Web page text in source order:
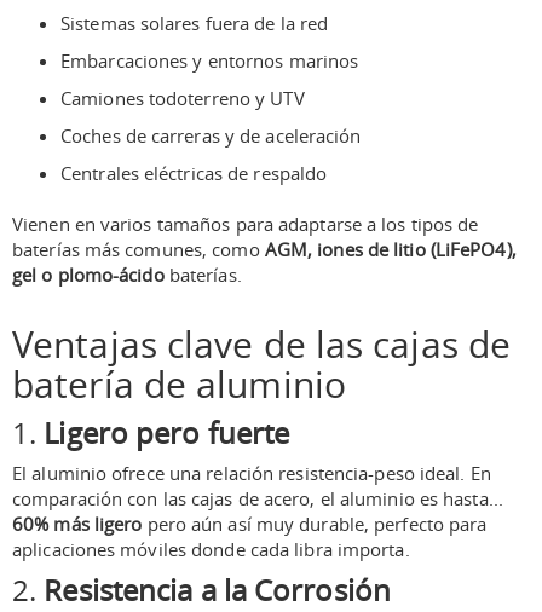
Sistemas solares fuera de la red
Embarcaciones y entornos marinos
Camiones todoterreno y UTV
Coches de carreras y de aceleración
Centrales eléctricas de respaldo
Vienen en varios tamaños para adaptarse a los tipos de
baterías más comunes, como AGM, iones de litio (LiFePO4),
gel o plomo-ácidobaterías.
Ventajas clave de las cajas de
batería de aluminio
1. Ligero pero fuerte
El aluminio ofrece una relación resistencia-peso ideal. En
comparación con las cajas de acero, el aluminio es hasta...
60% más ligero pero aún así muy durable, perfecto para
aplicaciones móviles donde cada libra importa.
2. Resistencia a la Corrosión